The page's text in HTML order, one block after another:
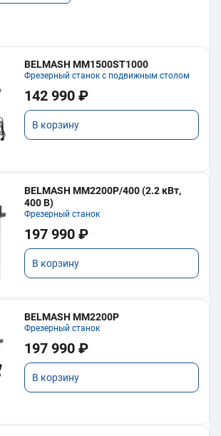
BELMASH MM1500ST1000
Фрезерный станок с подвижным столом
142 990 ₽
В корзину
BELMASH MM2200P/400 (2.2 кВт,
400 В)
Фрезерный станок
197 990 ₽
В корзину
BELMASH MM2200P
Фрезерный станок
197 990 ₽
В корзину